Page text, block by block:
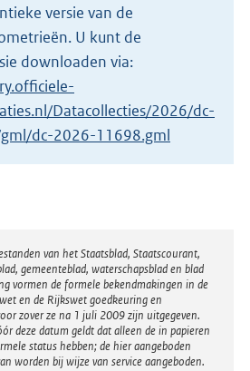
8
7
K
versie van de
U kunt de
downloaden via:
Datacollecties/2026/dc-
dc-2026-11698.gml
van het Staatsblad, Staatscourant,
gemeenteblad, waterschapsblad en blad
vormen de formele bekendmakingen in de
en de Rijkswet goedkeuring en
zover ze na 1 juli 2009 zijn uitgegeven.
deze datum geldt dat alleen de in papieren
status hebben; de hier aangeboden
worden bij wijze van service aangeboden.